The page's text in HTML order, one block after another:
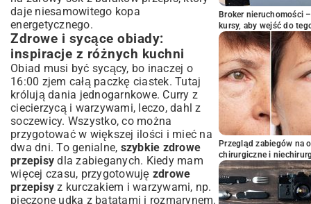
daje niesamowitego kopa
energetycznego.
Zdrowe i sycące obiady:
inspiracje z różnych kuchni
Obiad musi być sycący, bo inaczej o
16:00 zjem całą paczkę ciastek. Tutaj
królują dania jednogarnkowe. Curry z
ciecierzycą i warzywami, leczo, dahl z
soczewicy. Wszystko, co można
przygotować w większej ilości i mieć na
dwa dni. To genialne, szybkie zdrowe
przepisy dla zabieganych. Kiedy mam
więcej czasu, przygotowuję zdrowe
przepisy z kurczakiem i warzywami, np.
pieczone udka z batatami i rozmarynem.
Broker nieruchomości
kursy, aby wejść do
Przegląd zabiegów na
chirurgiczne i